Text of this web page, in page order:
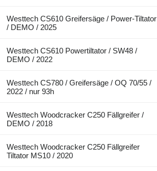
Westtech CS610 Greifersäge / Power-Tiltator
/ DEMO / 2025
Westtech CS610 Powertiltator / SW48 /
DEMO / 2022
Westtech CS780 / Greifersäge / OQ 70/55 /
2022 / nur 93h
Westtech Woodcracker C250 Fällgreifer /
DEMO / 2018
Westtech Woodcracker C250 Fällgreifer
Tiltator MS10 / 2020